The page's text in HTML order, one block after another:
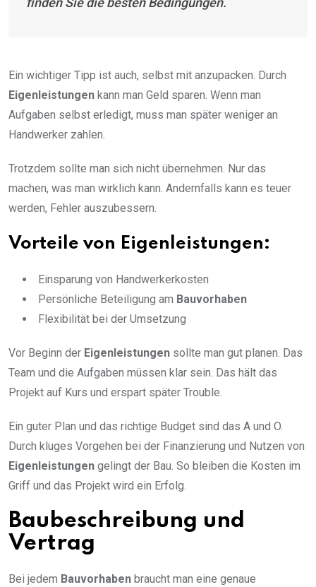
Ein wichtiger Tipp ist auch, selbst mit anzupacken. Durch
Eigenleistungen kann man Geld sparen. Wenn man
Aufgaben selbst erledigt, muss man später weniger an
Handwerker zahlen.
Trotzdem sollte man sich nicht übernehmen. Nur das
machen, was man wirklich kann. Andernfalls kann es teuer
werden, Fehler auszubessern.
Vorteile von Eigenleistungen:
Einsparung von Handwerkerkosten
Persönliche Beteiligung am Bauvorhaben
Flexibilität bei der Umsetzung
Vor Beginn der Eigenleistungen sollte man gut planen. Das
Team und die Aufgaben müssen klar sein. Das hält das
Projekt auf Kurs und erspart später Trouble.
Ein guter Plan und das richtige Budget sind das A und O.
Durch kluges Vorgehen bei der Finanzierung und Nutzen von
Eigenleistungen gelingt der Bau. So bleiben die Kosten im
Griff und das Projekt wird ein Erfolg.
Baubeschreibung und
Vertrag
Bei jedem Bauvorhaben braucht man eine genaue